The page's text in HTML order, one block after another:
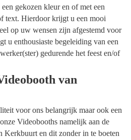
gekozen kleur en of met een
text. Hierdoor krijgt u een mooi
op uw wensen zijn afgestemd voor
u enthousiaste begeleiding van een
gedurende het feest en/of
van
voor ons belangrijk maar ook een
Videobooths namelijk aan de
Kerkbuurt en dit zonder in te boeten